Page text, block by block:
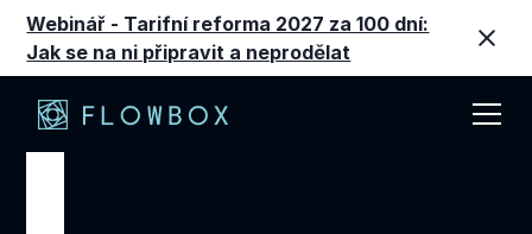
Webinář - Tarifní reforma 2027 za 100 dní:
Jak se na ni připravit a neprodělat